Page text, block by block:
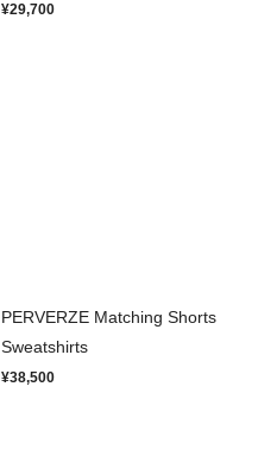
¥29,700
PERVERZE Matching Shorts
Sweatshirts
¥38,500